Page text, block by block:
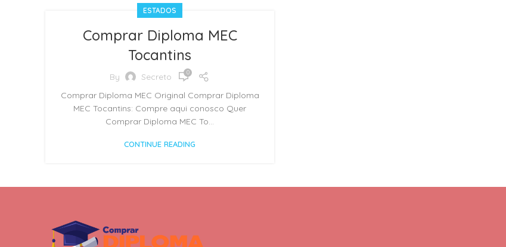
ESTADOS
Comprar Diploma MEC
Tocantins
By Secreto 0
Comprar Diploma MEC Original Comprar Diploma
MEC Tocantins: Compre aqui conosco Quer
Comprar Diploma MEC To...
CONTINUE READING